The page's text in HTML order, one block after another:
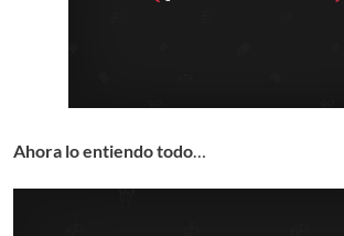
Ahora lo entiendo todo…